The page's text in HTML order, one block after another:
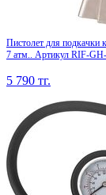
Пистолет для подкачки
7 атм.. Артикул RIF-
5 790 тг.